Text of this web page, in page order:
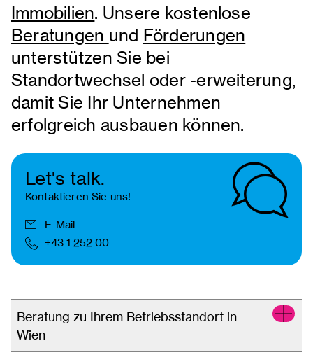
Immobilien. Unsere kostenlose
Beratungen und Förderungen
unterstützen Sie bei
Standortwechsel oder -erweiterung,
damit Sie Ihr Unternehmen
erfolgreich ausbauen können.
Let's talk.
Kontaktieren Sie uns!
E-Mail
+43 1 252 00
Beratung zu Ihrem Betriebsstandort in
Wien